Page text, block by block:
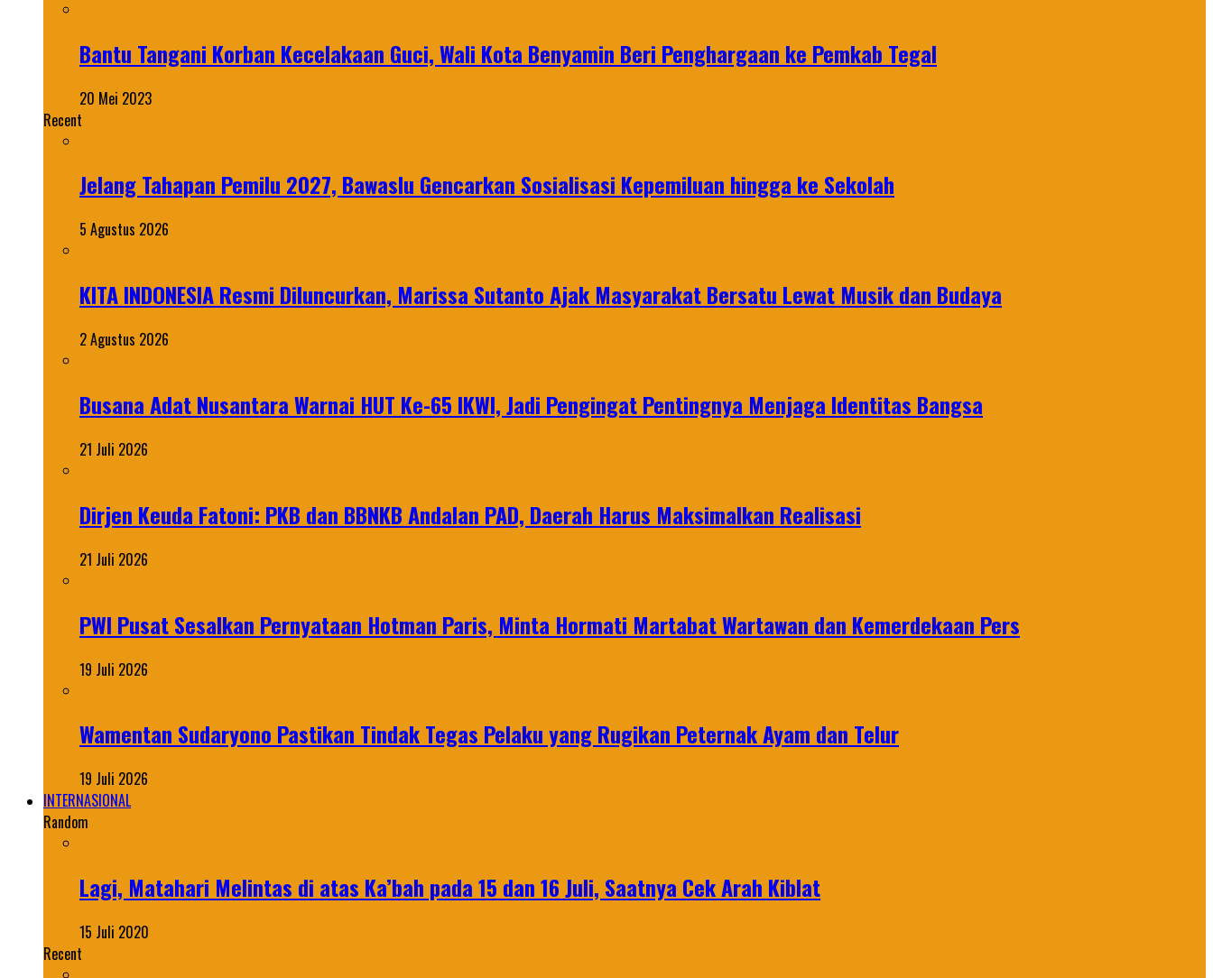
Bantu Tangani Korban Kecelakaan Guci, Wali Kota Benyamin Beri Penghargaan ke Pemkab Tegal
20 Mei 2023
Recent
Jelang Tahapan Pemilu 2027, Bawaslu Gencarkan Sosialisasi Kepemiluan hingga ke Sekolah
5 Agustus 2026
KITA INDONESIA Resmi Diluncurkan, Marissa Sutanto Ajak Masyarakat Bersatu Lewat Musik dan Budaya
2 Agustus 2026
Busana Adat Nusantara Warnai HUT Ke-65 IKWI, Jadi Pengingat Pentingnya Menjaga Identitas Bangsa
21 Juli 2026
Dirjen Keuda Fatoni: PKB dan BBNKB Andalan PAD, Daerah Harus Maksimalkan Realisasi
21 Juli 2026
PWI Pusat Sesalkan Pernyataan Hotman Paris, Minta Hormati Martabat Wartawan dan Kemerdekaan Pers
19 Juli 2026
Wamentan Sudaryono Pastikan Tindak Tegas Pelaku yang Rugikan Peternak Ayam dan Telur
19 Juli 2026
INTERNASIONAL
Random
Lagi, Matahari Melintas di atas Ka’bah pada 15 dan 16 Juli, Saatnya Cek Arah Kiblat
15 Juli 2020
Recent